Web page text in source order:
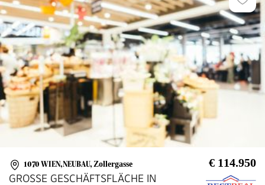
1070 WIEN,NEUBAU, Zollergasse € 114.950
GROSSE GESCHÄFTSFLÄCHE IN